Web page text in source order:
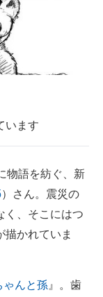
います
物語を紡ぐ、新
）さん。震災の
く、そこにはつ
描かれていま
ゃんと孫 』。歯